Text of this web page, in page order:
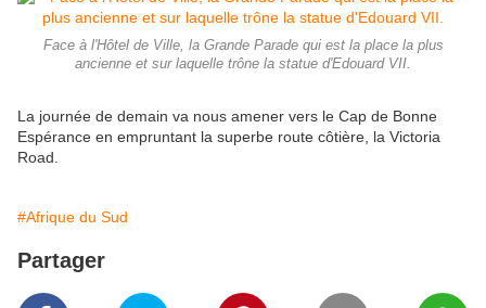
Face à l'Hôtel de Ville, la Grande Parade qui est la place la plus
ancienne et sur laquelle trône la statue d'Edouard VII.
La journée de demain va nous amener vers le Cap de Bonne
Espérance en empruntant la superbe route côtière, la Victoria
Road.
#Afrique du Sud
Partager